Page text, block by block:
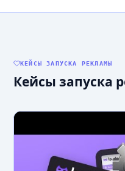
КЕЙСЫ ЗАПУСКА РЕКЛАМЫ
Кейсы запуска